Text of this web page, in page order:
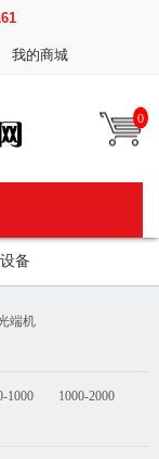
我的商城
0
备
端机
1000
1000-2000